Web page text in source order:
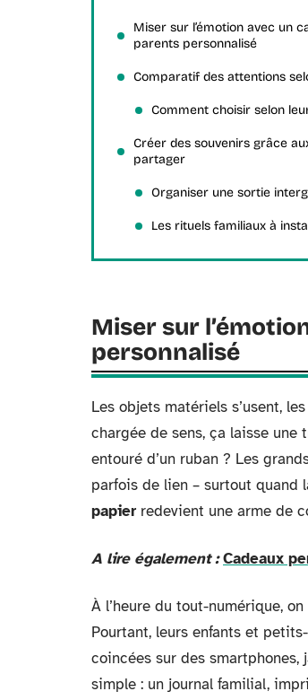
Miser sur l’émotion avec un
parents personnalisé
Comparatif des attentions
Comment choisir selon
Créer des souvenirs grâce
partager
Organiser une sortie
Les rituels familiaux à
Miser sur
personnalisé
Les objets matériels s’usent,
chargée de sens, ça laisse
entouré d’un ruban ? Les
parfois de lien – surtout quand
papier redevient une arme de
A lire également : Cadeaux
À l’heure du tout-numérique,
Pourtant, leurs enfants et
coincées sur des
simple : un journal familial,